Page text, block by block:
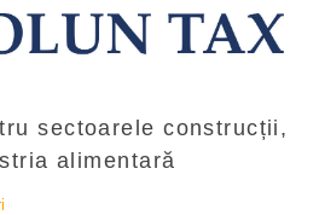
sectoarele construcții,
alimentară